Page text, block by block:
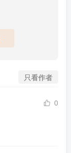
只看作者
0